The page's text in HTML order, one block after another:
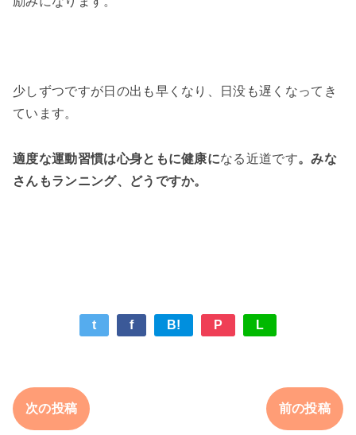
少しずつですが日の出も早くなり、日没も遅くなってき
ています。
適度な運動習慣は心身ともに健康になる近道です。みな
さんもランニング、どうですか。
t f B! P L
次の投稿 前の投稿